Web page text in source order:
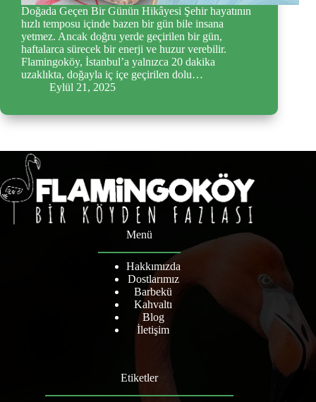
Doğada Geçen Bir Günün Hikâyesi Şehir hayatının
hızlı temposu içinde bazen bir gün bile insana
yetmez. Ancak doğru yerde geçirilen bir gün,
haftalarca sürecek bir enerji ve huzur verebilir.
Flamingoköy, İstanbul’a yalnızca 20 dakika
uzaklıkta, doğayla iç içe geçirilen dolu…
Eylül 21, 2025
Menü
Hakkımızda
Dostlarımız
Barbekü
Kahvaltı
Blog
İletişim
Etiketler